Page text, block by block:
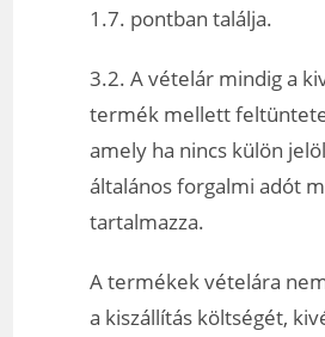
1.7. pontban találja.
3.2. A vételár mindig a
termék mellett
amely ha nincs külön
általános forgalmi adót
tartalmazza.
A termékek vételára
a kiszállítás költségét,